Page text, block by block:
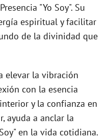
"Yo Soy". Su
espiritual y facilitar
de la divinidad que
elevar la vibración
con la esencia
y la confianza en
ayuda a anclar la
en la vida cotidiana.